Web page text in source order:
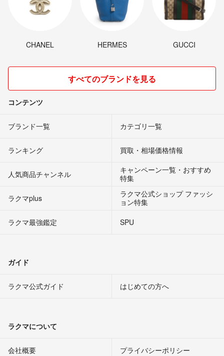
CHANEL HERMES GUCCI
すべてのブランドを見る
コンテンツ
ブランド一覧 カテゴリ一覧
ランキング 買取・相場価格情報
人気商品チャンネル
キャンペーン一覧・おすすめ
特集
ラクマplus
ラクマ公式ショップ ファッシ
ョン特集
ラクマ最強鑑定
SPU
ガイド
ラクマ公式ガイド はじめての方へ
ラクマについて
会社概要 プライバシーポリシー